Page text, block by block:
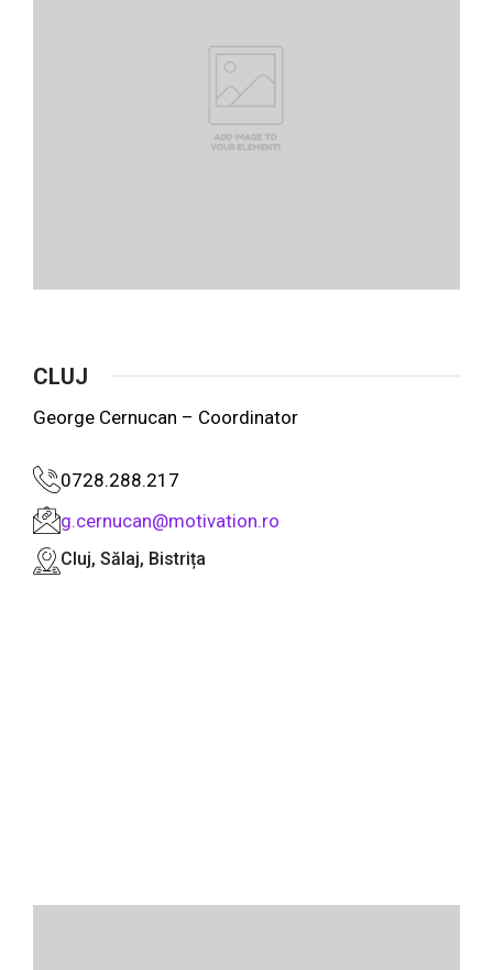
CLUJ
George Cernucan – Coordinator
0728.288.217
g.cernucan@motivation.ro
Cluj, Sălaj, Bistrița